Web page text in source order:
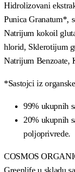
Hidrolizovani
Punica Granatum*,
Natrijum kokoil
hlorid, Sklerotijum
Natrijum Benzoate,
*Sastojci iz
99% ukupnih
20% ukupnih
poljoprivrede.
COSMOS
Greenlife u skladu